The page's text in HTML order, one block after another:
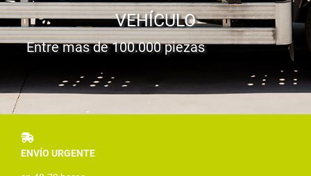
VEHÍCULO
Entre mas de 100.000 piezas
ENVÍO URGENTE